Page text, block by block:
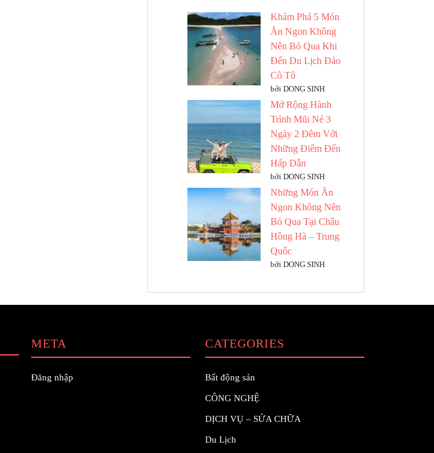
Khám Phá 5 Món
Ăn Ngon Không
Nên Bỏ Qua Khi
Đến Du Lịch Đảo
Cô Tô
bởi DONG SINH
Mở Rộng Hành
Trình Mũi Né 3
Ngày 2 Đêm Với
Những Điểm Đến
Hấp Dẫn
bởi DONG SINH
Những Món Ăn
Ngon Không Nên
Bỏ Qua Tại Châu
Hồng Hà – Trung
Quốc
bởi DONG SINH
META
Đăng nhập
CATEGORIES
Bất động sản
CÔNG NGHỆ
DỊCH VỤ – SỬA CHỮA
Du Lịch